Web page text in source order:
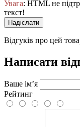
Увага: HTML не
текст!
Надіслати
Відгуків про цей
Написати
Ваше ім’я
Рейтинг